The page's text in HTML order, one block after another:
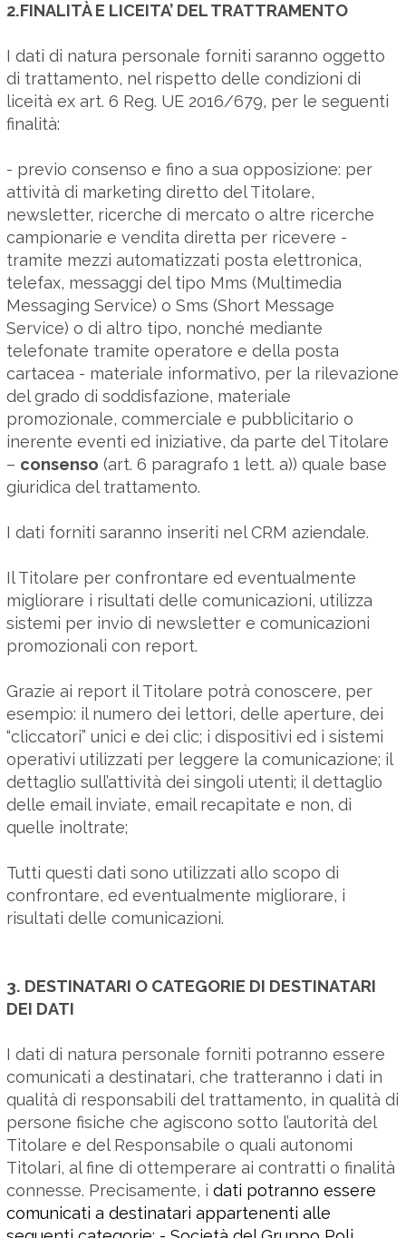
2.FINALITÀ E LICEITA’ DEL TRATTRAMENTO
I dati di natura personale forniti saranno oggetto
di trattamento, nel rispetto delle condizioni di
liceità ex art. 6 Reg. UE 2016/679, per le seguenti
finalità:
- previo consenso e fino a sua opposizione: per
attività di marketing diretto del Titolare,
newsletter, ricerche di mercato o altre ricerche
campionarie e vendita diretta per ricevere -
tramite mezzi automatizzati posta elettronica,
telefax, messaggi del tipo Mms (Multimedia
Messaging Service) o Sms (Short Message
Service) o di altro tipo, nonché mediante
telefonate tramite operatore e della posta
cartacea - materiale informativo, per la rilevazione
del grado di soddisfazione, materiale
promozionale, commerciale e pubblicitario o
inerente eventi ed iniziative, da parte del Titolare
– consenso (art. 6 paragrafo 1 lett. a)) quale base
giuridica del trattamento.
I dati forniti saranno inseriti nel CRM aziendale.
Il Titolare per confrontare ed eventualmente
migliorare i risultati delle comunicazioni, utilizza
sistemi per invio di newsletter e comunicazioni
promozionali con report.
Grazie ai report il Titolare potrà conoscere, per
esempio: il numero dei lettori, delle aperture, dei
“cliccatori” unici e dei clic; i dispositivi ed i sistemi
operativi utilizzati per leggere la comunicazione; il
dettaglio sull’attività dei singoli utenti; il dettaglio
delle email inviate, email recapitate e non, di
quelle inoltrate;
Tutti questi dati sono utilizzati allo scopo di
confrontare, ed eventualmente migliorare, i
risultati delle comunicazioni.
3. DESTINATARI O CATEGORIE DI DESTINATARI
DEI DATI
I dati di natura personale forniti potranno essere
comunicati a destinatari, che tratteranno i dati in
qualità di responsabili del trattamento, in qualità di
persone fisiche che agiscono sotto l’autorità del
Titolare e del Responsabile o quali autonomi
Titolari, al fine di ottemperare ai contratti o finalità
connesse. Precisamente, i dati potranno essere
comunicati a destinatari appartenenti alle